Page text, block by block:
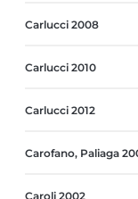
Carlucci 2008
Carlucci 2010
Carlucci 2012
Carofano, Paliaga
Caroli 2002